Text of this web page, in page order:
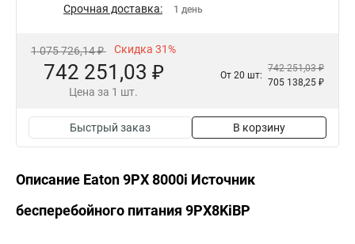
Срочная доставка: 1 день
1 075 726,14 ₽ Скидка 31%
742 251,03 ₽
Цена за 1 шт.
От 20 шт:
742 251,03 ₽
705 138,25 ₽
Быстрый заказ В корзину
Описание Eaton 9PX 8000i Источник
бесперебойного питания 9PX8KiBP